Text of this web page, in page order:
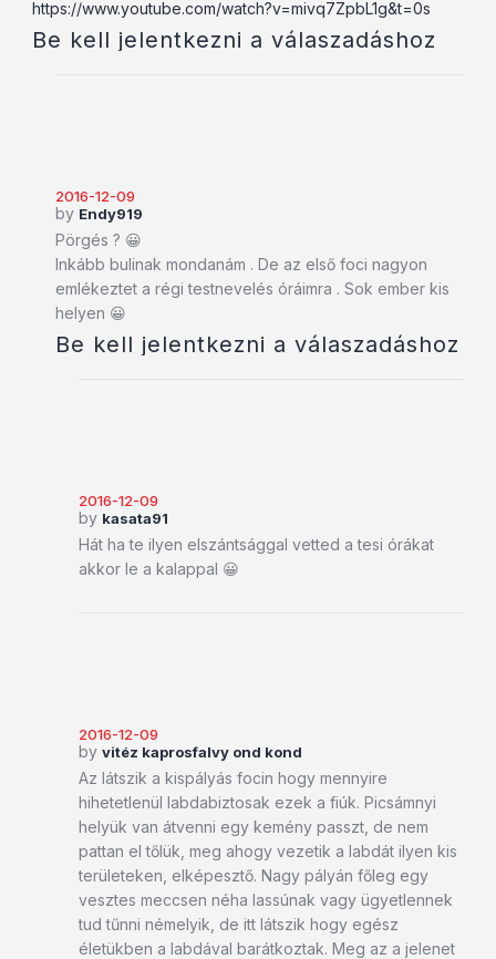
https://www.youtube.com/watch?v=mivq7ZpbL1g&t=0s
Be kell jelentkezni a válaszadáshoz
2016-12-09
by Endy919
Pörgés ? 😀
Inkább bulinak mondanám . De az első foci nagyon
emlékeztet a régi testnevelés óráimra . Sok ember kis
helyen 😀
Be kell jelentkezni a válaszadáshoz
2016-12-09
by kasata91
Hát ha te ilyen elszántsággal vetted a tesi órákat
akkor le a kalappal 😀
2016-12-09
by vitéz kaprosfalvy ond kond
Az látszik a kispályás focin hogy mennyire
hihetetlenül labdabiztosak ezek a fiúk. Picsámnyi
helyük van átvenni egy kemény passzt, de nem
pattan el tőlük, meg ahogy vezetik a labdát ilyen kis
területeken, elképesztő. Nagy pályán főleg egy
vesztes meccsen néha lassúnak vagy ügyetlennek
tud tűnni némelyik, de itt látszik hogy egész
életükben a labdával barátkoztak. Meg az a jelenet